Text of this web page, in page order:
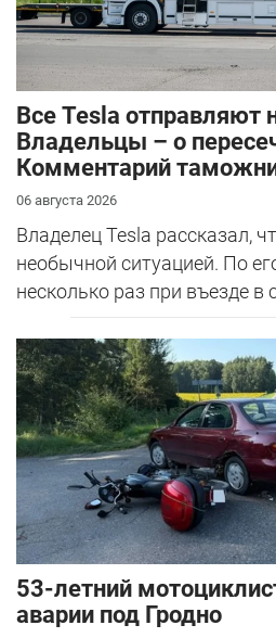
Все Tesla отправляют
Владельцы – о
Комментарий
06 августа 2026
Владелец Tesla рассказал,
необычной ситуацией. По
несколько раз при въезде в
53-летний
аварии под Гродно